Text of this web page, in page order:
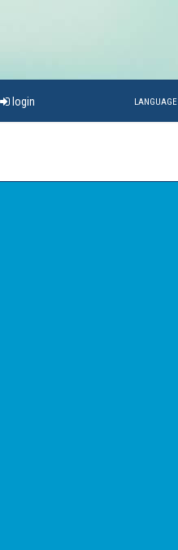
LANGUAGE
login